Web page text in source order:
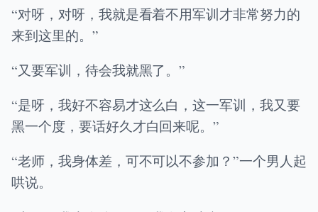
“对呀，对呀，我就是看着不用军训才非常努力的
来到这里的。”
“又要军训，待会我就黑了。”
“是呀，我好不容易才这么白，这一军训，我又要
黑一个度，要话好久才白回来呢。”
“老师，我身体差，可不可以不参加？”一个男人起
哄说。